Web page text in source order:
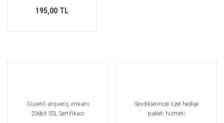
195,00 TL
Güvenli alışveriş imkanı
256bit SSL Sertifikası
Sevdiklerinize özel hediye
paketi hizmeti